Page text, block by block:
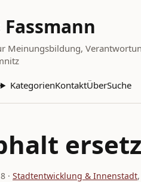
Fassmann
Meinungsbildung,
KategorienKontaktÜberSuche
· Stadtentwicklung & Innenstadt,